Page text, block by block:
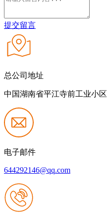
提交留言
总公司地址
中国湖南省平江寺前工业小区
电子邮件
644292146@qq.com